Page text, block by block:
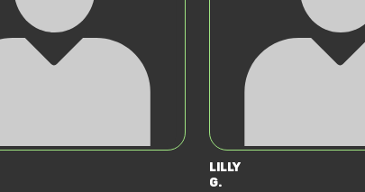
Lilly
G.